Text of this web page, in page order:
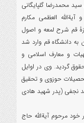
محمدرضا گلپایگانی
العظمی مکارم
قم شرح لمعه و اصول
دانشگاه قم وارد شد
و معارف اسلامی و
گردید. وی در اوایل
تحصیلات حوزوی و تحقیق
نجفی (پدر شهید هادی
مرحوم آیةالله حاج